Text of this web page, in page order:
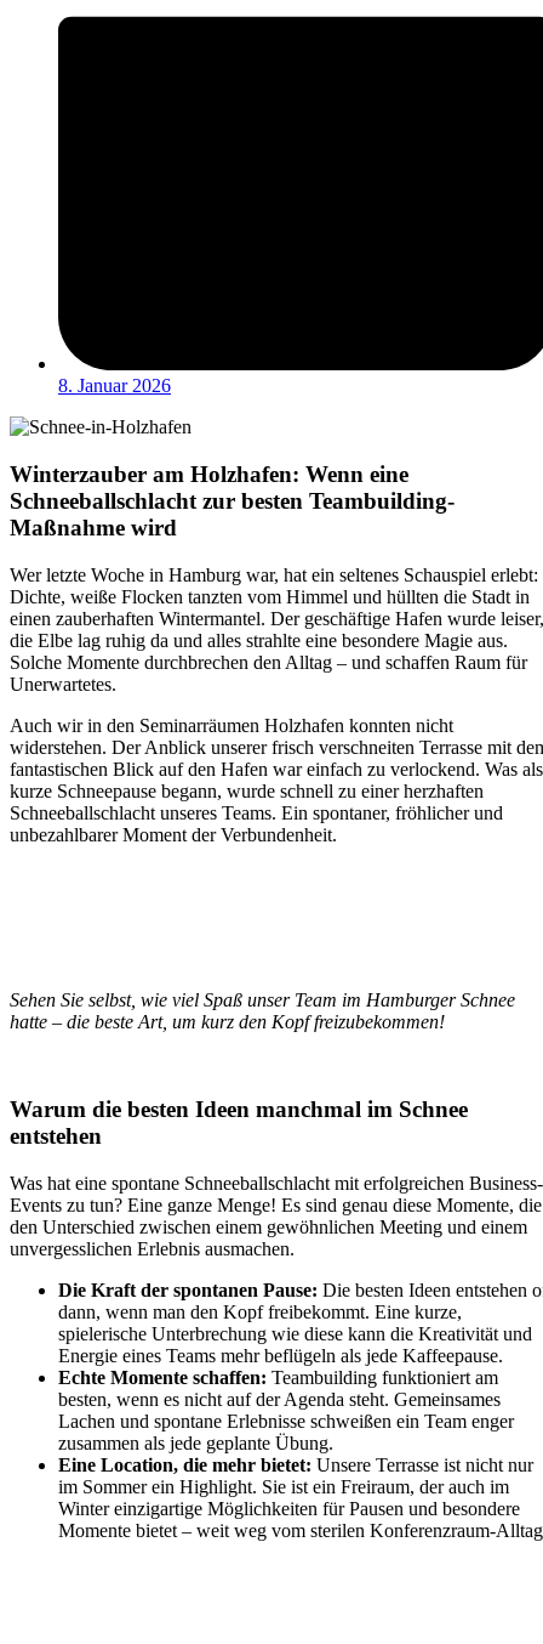
8. Januar 2026
Winterzauber am Holzhafen: Wenn eine
Schneeballschlacht zur besten Teambuilding-
Maßnahme wird
Wer letzte Woche in Hamburg war, hat ein seltenes Schauspiel erlebt:
Dichte, weiße Flocken tanzten vom Himmel und hüllten die Stadt in
einen zauberhaften Wintermantel. Der geschäftige Hafen wurde leiser,
die Elbe lag ruhig da und alles strahlte eine besondere Magie aus.
Solche Momente durchbrechen den Alltag – und schaffen Raum für
Unerwartetes.
Auch wir in den Seminarräumen Holzhafen konnten nicht
widerstehen. Der Anblick unserer frisch verschneiten Terrasse mit
fantastischen Blick auf den Hafen war einfach zu verlockend. Was als
kurze Schneepause begann, wurde schnell zu einer herzhaften
Schneeballschlacht unseres Teams. Ein spontaner, fröhlicher und
unbezahlbarer Moment der Verbundenheit.
Sehen Sie selbst, wie viel Spaß unser Team im Hamburger Schnee
hatte – die beste Art, um kurz den Kopf freizubekommen!
Warum die besten Ideen manchmal im Schnee
entstehen
Was hat eine spontane Schneeballschlacht mit erfolgreichen Business-
Events zu tun? Eine ganze Menge! Es sind genau diese Momente, die
den Unterschied zwischen einem gewöhnlichen Meeting und einem
unvergesslichen Erlebnis ausmachen.
Die Kraft der spontanen Pause: Die besten Ideen entstehen
dann, wenn man den Kopf freibekommt. Eine kurze,
spielerische Unterbrechung wie diese kann die Kreativität und
Energie eines Teams mehr beflügeln als jede Kaffeepause.
Echte Momente schaffen: Teambuilding funktioniert am
besten, wenn es nicht auf der Agenda steht. Gemeinsames
Lachen und spontane Erlebnisse schweißen ein Team enger
zusammen als jede geplante Übung.
Eine Location, die mehr bietet: Unsere Terrasse ist nicht nur
im Sommer ein Highlight. Sie ist ein Freiraum, der auch im
Winter einzigartige Möglichkeiten für Pausen und besondere
Momente bietet – weit weg vom sterilen Konferenzraum-